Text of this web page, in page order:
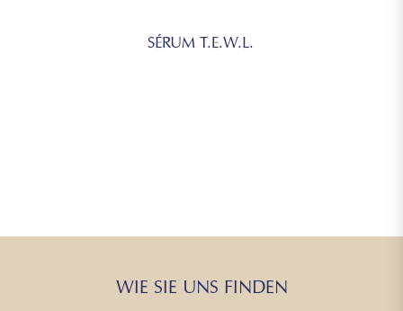
SÉRUM T.E.W.L.
WIE SIE UNS FINDEN